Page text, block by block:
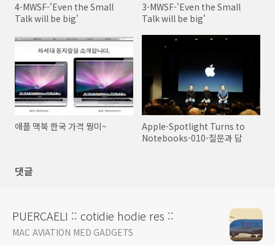
4-MWSF-'Even the Small
Talk will be big'
3-MWSF-'Even the Small
Talk will be big'
애플 맥북 한국 가격 뭥미~
Apple-Spotlight Turns to
Notebooks-010-질문과 답
댓글
PUERCAELI :: cotidie hodie res ::
MAC AVIATION MED GADGETS